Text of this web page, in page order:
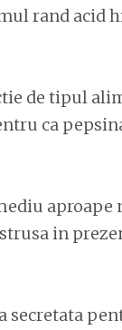
rand acid
de tipul
ca
aproape
in
secretata